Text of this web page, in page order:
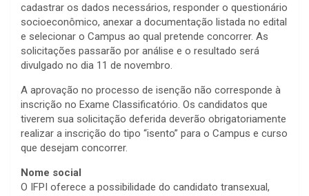
cadastrar os dados necessários, responder o questionário
socioeconômico, anexar a documentação listada no edital
e selecionar o Campus ao qual pretende concorrer. As
solicitações passarão por análise e o resultado será
divulgado no dia 11 de novembro.
A aprovação no processo de isenção não corresponde à
inscrição no Exame Classificatório. Os candidatos que
tiverem sua solicitação deferida deverão obrigatoriamente
realizar a inscrição do tipo “isento” para o Campus e curso
que desejam concorrer.
Nome social
O IFPI oferece a possibilidade do candidato transexual,